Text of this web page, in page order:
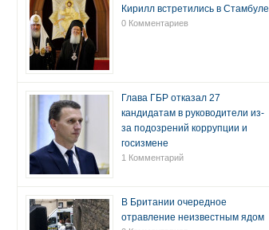
Кирилл встретились в Стамбуле
0 Комментариев
Глава ГБР отказал 27
кандидатам в руководители из-
за подозрений коррупции и
госизмене
1 Комментарий
В Британии очередное
отравление неизвестным ядом